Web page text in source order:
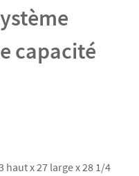
capacité
haut x 27 large x 28 1/4